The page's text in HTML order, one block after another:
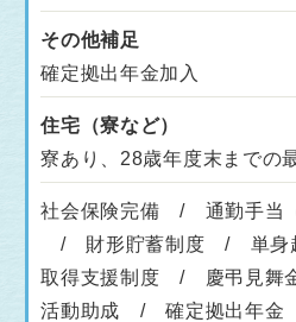
その他補足
確定拠出年金加入
住宅（寮など）
寮あり、28歳年度末までの
社会保険完備 / 通勤手当（
/ 財形貯蓄制度 / 単身
取得支援制度 / 慶弔見
活動助成 / 確定拠出年